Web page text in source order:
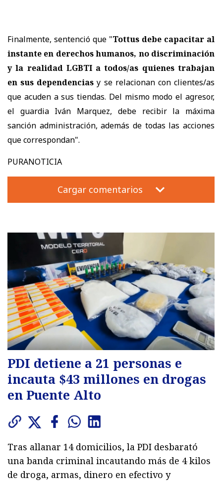
Finalmente, sentenció que "Tottus debe capacitar al
instante en derechos humanos, no discriminación
y la realidad LGBTI a todos/as quienes trabajan
en sus dependencias y se relacionan con clientes/as
que acuden a sus tiendas. Del mismo modo el agresor,
el guardia Iván Marquez, debe recibir la máxima
sanción administración, además de todas las acciones
que correspondan".
PURANOTICIA
Cargar comentarios
PDI detiene a 21 personas e
incauta $43 millones en drogas
en Puente Alto
Tras allanar 14 domicilios, la PDI desbarató
una banda criminal incautando más de 4 kilos
de droga, armas, dinero en efectivo y